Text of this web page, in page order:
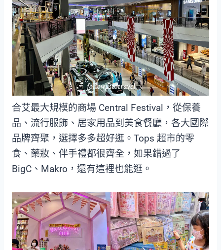
合艾最大規模的商場 Central Festival，從保養
品、流行服飾、居家用品到美食餐廳，各大國際
品牌齊聚，選擇多多超好逛。Tops 超市的零
食、藥妝、伴手禮都很齊全，如果錯過了
BigC、Makro，還有這裡也能逛。